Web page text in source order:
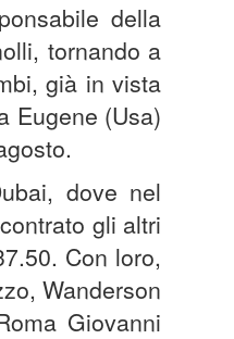
della
tornando a
già in vista
Eugene (Usa)
dove nel
gli altri
Con loro,
Wanderson
Giovanni